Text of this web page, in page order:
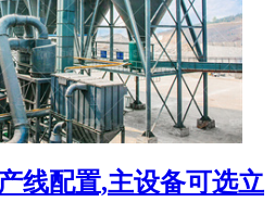
线配置,主设备可选立